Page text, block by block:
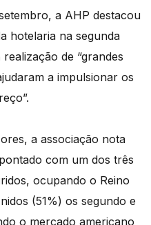
a AHP destacou
hotelaria na segunda
de “grandes
a impulsionar os
a associação nota
com um dos três
ocupando o Reino
(51%) os segundo e
o mercado americano